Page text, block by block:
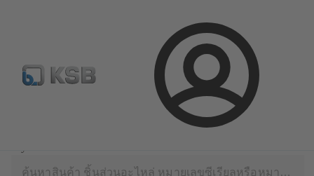
ล็อกอิน
จดหมายข่าวเคเอสบี กำหนดค่าผลิตภัณฑ์
การ